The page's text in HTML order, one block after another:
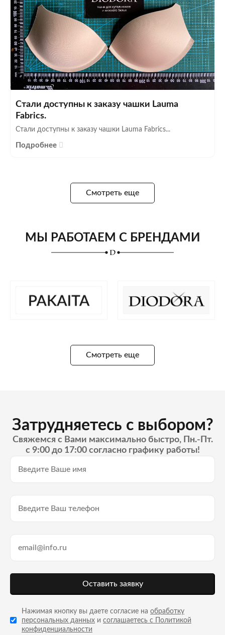
Стали доступны к заказу чашки Lauma
Fabrics.
Стали доступны к заказу чашки Lauma Fabrics...
Подробнее
Смотреть еще
МЫ РАБОТАЕМ С БРЕНДАМИ
Смотреть еще
Затрудняетесь с выбором?
Свяжемся с Вами максимально быстро, Пн.-Пт.
с 9:00 до 17:00 согласно графику работы!
Оставить заявку
Нажимая кнопку вы даете согласие на обработку
персональных данных и соглашаетесь с Политикой
конфиденциальности